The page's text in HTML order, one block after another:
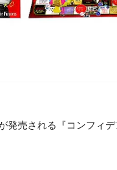
発売される『コンフィ